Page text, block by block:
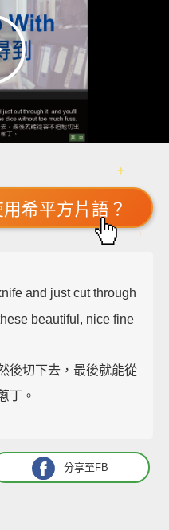
希平方片語？
and just cut through
beautiful, nice fine
後切下去，最後就能從
丁。
分享至FB